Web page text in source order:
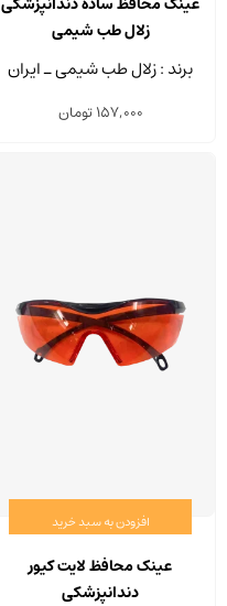
زلال طب شیمی
برند : زلال طب شیمی ـ ایران
157,000تومان
افزودن به سبد خرید
عینک محافظ لایت کیور
دندانپزشکی